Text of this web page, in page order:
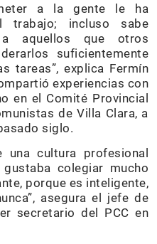
a la gente le ha
trabajo; incluso sabe
aquellos que otros
suficientemente
tareas”, explica Fermín
experiencias con
en el Comité Provincial
de Villa Clara, a
siglo.
una cultura profesional
colegiar mucho
porque es inteligente,
asegura el jefe de
secretario del PCC en